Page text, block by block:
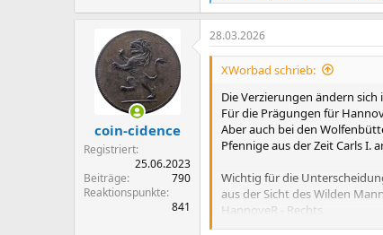
e
a
k
t
coin-cidence
Registriert
25.06.2023
Beiträge
790
Reaktionspunkte
841
28.03.2026
XWorbad schrieb:
Die Verzierungen ändern sich
Für die Prägungen für
Aber auch bei den
Pfennige aus der Zeit Carls I.
Wichtig für die
aus der Sicht des Wilden
HannoveR - Rechts
WolfenbütteL - Links